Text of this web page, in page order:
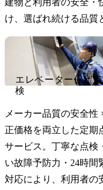
建物と利用者の安全・
け、選ばれ続ける品質
エレベーター保守点
検
メーカー品質の安全性
正価格を両立した定期
サービス。丁寧な点検
い故障予防力・24時間
対応により、利用者の